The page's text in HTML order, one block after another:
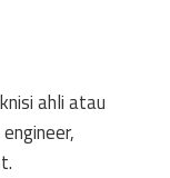
ahli atau